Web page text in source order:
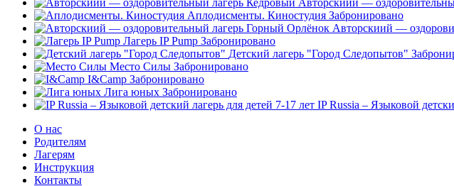
Авторскиий —
Аплодисменты. Киностудия Забронировано
Авторскиий —
Лагерь IP Pump Забронировано
Детский лагерь "Город Следопытов"
Место Силы Забронировано
I&Camp Забронировано
Лига юных Забронировано
IP Russia – Языковой
О нас
Родителям
Лагерям
Инструкция
Контакты